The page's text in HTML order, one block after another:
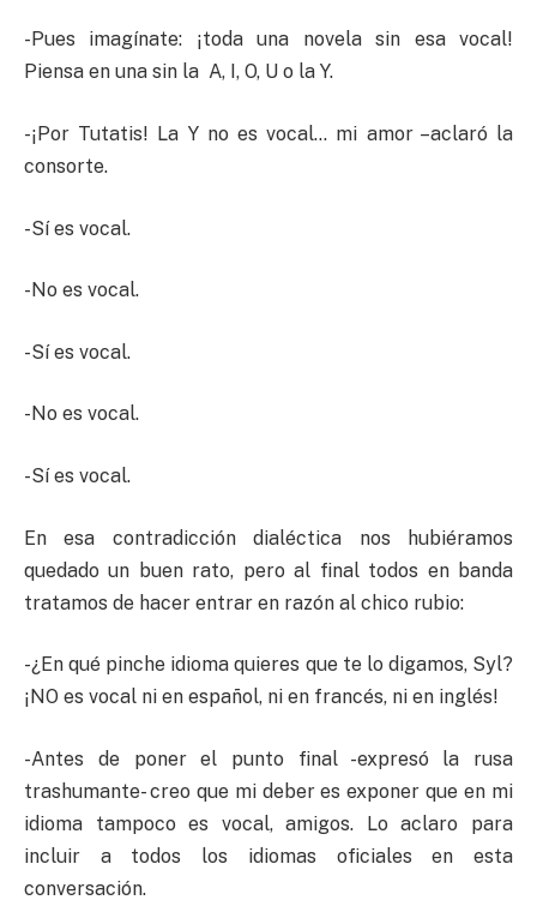
-Pues imagínate: ¡toda una novela sin esa vocal!
Piensa en una sin la A, I, O, U o la Y.
-¡Por Tutatis! La Y no es vocal… mi amor –aclaró la
consorte.
-Sí es vocal.
-No es vocal.
-Sí es vocal.
-No es vocal.
-Sí es vocal.
En esa contradicción dialéctica nos hubiéramos
quedado un buen rato, pero al final todos en banda
tratamos de hacer entrar en razón al chico rubio:
-¿En qué pinche idioma quieres que te lo digamos, Syl?
¡NO es vocal ni en español, ni en francés, ni en inglés!
-Antes de poner el punto final -expresó la rusa
trashumante- creo que mi deber es exponer que en mi
idioma tampoco es vocal, amigos. Lo aclaro para
incluir a todos los idiomas oficiales en esta
conversación.